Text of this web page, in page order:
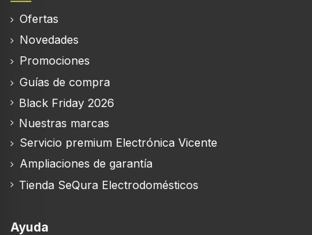
Ofertas
Novedades
Promociones
Guías de compra
Black Friday 2026
Nuestras marcas
Servicio premium Electrónica Vicente
Ampliaciones de garantía
Tienda SeQura Electrodomésticos
Ayuda